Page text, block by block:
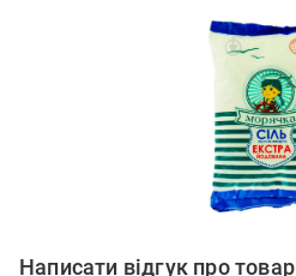
Написати відгук про товар